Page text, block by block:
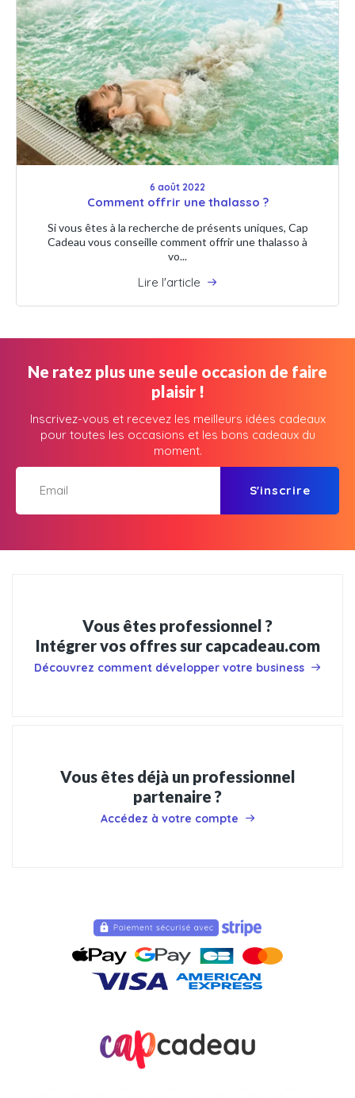
6 août 2022
Comment offrir une thalasso ?
Si vous êtes à la recherche de présents uniques, Cap
Cadeau vous conseille comment offrir une thalasso à
vo...
Lire l'article
Ne ratez plus une seule occasion de faire
plaisir !
Inscrivez-vous et recevez les meilleurs idées cadeaux
pour toutes les occasions et les bons cadeaux du
moment.
S'inscrire
Vous êtes professionnel ?
Intégrer vos offres sur capcadeau.com
Découvrez comment développer votre business
Vous êtes déjà un professionnel
partenaire ?
Accédez à votre compte